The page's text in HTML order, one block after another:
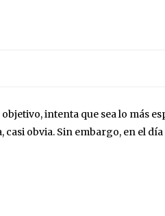
intenta que sea lo más
obvia. Sin embargo, en el